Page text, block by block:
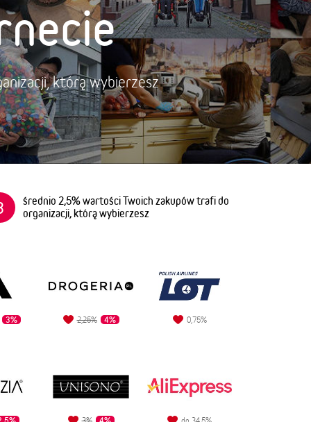
którą wybierzesz
średnio 2,5% wartości Twoich zakupów trafi do
organizacji, którą wybierzesz
3% 2,25% 4% 0,75%
4%